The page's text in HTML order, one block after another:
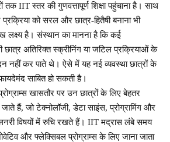
तक IIT स्तर की गुणवत्तापूर्ण शिक्षा पहुंचाना है। साथ
प्रक्रिया को सरल और छात्र-हितैषी बनाना भी
लक्ष्य है। संस्थान का मानना है कि कई
छात्र अतिरिक्त स्क्रीनिंग या जटिल प्रक्रियाओं के
नहीं कर पाते थे। ऐसे में यह नई व्यवस्था छात्रों के
साबित हो सकती है।
खासतौर पर उन छात्रों के लिए बेहतर
जाते हैं, जो टेक्नोलॉजी, डेटा साइंस, प्रोग्रामिंग और
विषयों में रुचि रखते हैं। IIT मद्रास लंबे समय
और फ्लेक्सिबल प्रोग्राम्स के लिए जाना जाता